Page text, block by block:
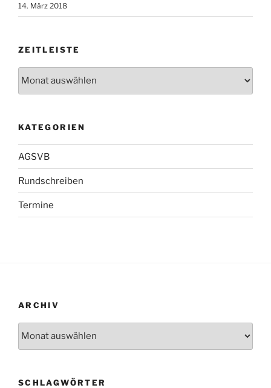
14. März 2018
ZEITLEISTE
KATEGORIEN
AGSVB
Rundschreiben
Termine
ARCHIV
SCHLAGWÖRTER